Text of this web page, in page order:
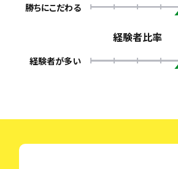
勝ちにこだわる
経験者比率
経験者が多い